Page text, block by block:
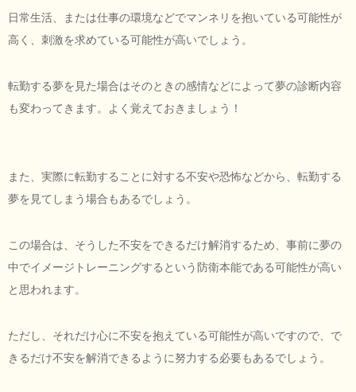
日常生活、または仕事の環境などでマンネリを抱いている可能性が
高く、刺激を求めている可能性が高いでしょう。
転勤する夢を見た場合はそのときの感情などによって夢の診断内容
も変わってきます。よく覚えておきましょう！
また、実際に転勤することに対する不安や恐怖などから、転勤する
夢を見てしまう場合もあるでしょう。
この場合は、そうした不安をできるだけ解消するため、事前に夢の
中でイメージトレーニングするという防衛本能である可能性が高い
と思われます。
ただし、それだけ心に不安を抱えている可能性が高いですので、で
きるだけ不安を解消できるように努力する必要もあるでしょう。